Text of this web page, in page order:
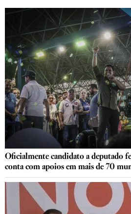
Oficialmente candidato a deputado
conta com apoios em mais de 70